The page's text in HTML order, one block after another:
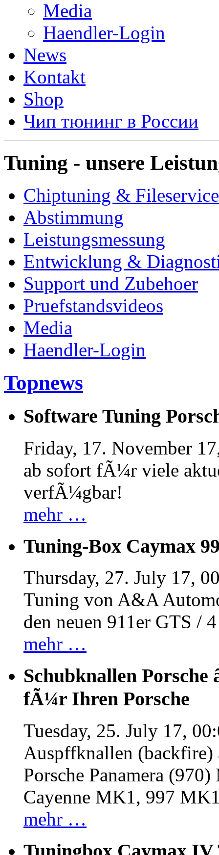
Media
Haendler-Login
News
Kontakt
Shop
Чип тюнинг в России
Tuning - unsere
Chiptuning & Fileservice
Abstimmung
Leistungsmessung
Entwicklung &
Support und Zubehoer
Pruefstandsvideos
Media
Haendler-Login
Topnews
Software Tuning
Friday, 17. November
ab sofort fÃ¼r viele
verfÃ¼gbar!
mehr …
Tuning-Box Caymax
Thursday, 27. July 17,
Tuning von A&A
den neuen 911er GTS /
mehr …
Schubknallen Porsche
fÃ¼r Ihren Porsche
Tuesday, 25. July 17,
Auspffknallen
Porsche Panamera
Cayenne MK1, 997
mehr …